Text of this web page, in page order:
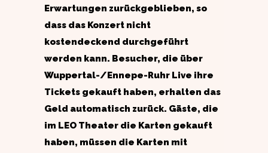
Erwartungen zurückgeblieben, so
dass das Konzert nicht
kostendeckend durchgeführt
werden kann. Besucher, die über
Wuppertal-/Ennepe-Ruhr Live ihre
Tickets gekauft haben, erhalten das
Geld automatisch zurück. Gäste, die
im LEO Theater die Karten gekauft
haben, müssen die Karten mit